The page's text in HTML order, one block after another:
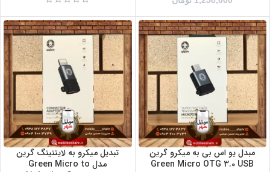
مبدل یو اس بی به میکرو گرین
Green Micro OTG 3.0 USB
تبدیل میکرو به لایتنینگ گرین
مدل Green Micro to